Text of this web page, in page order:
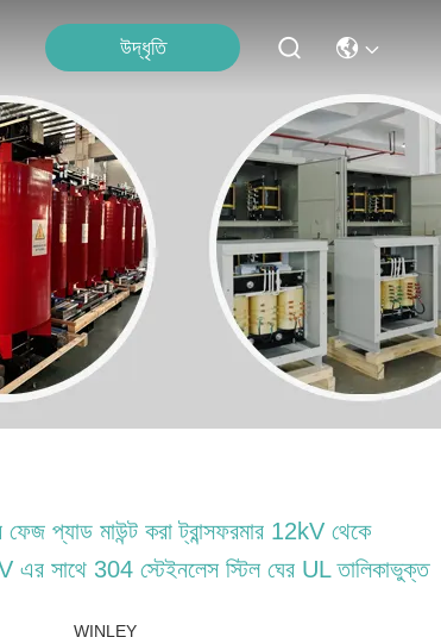
উদ্ধৃতি
প্যাড মাউন্ট করা ট্রান্সফরমার 12kV থেকে
সাথে 304 স্টেইনলেস স্টিল ঘের UL তালিকাভুক্ত
WINLEY